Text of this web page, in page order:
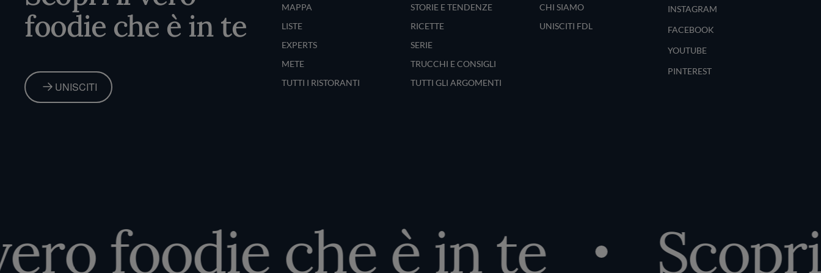
foodie che è in te
UNISCITI
MAPPA
LISTE
EXPERTS
METE
TUTTI I RISTORANTI
STORIE E TENDENZE
RICETTE
SERIE
TRUCCHI E CONSIGLI
TUTTI GLI ARGOMENTI
CHI SIAMO
UNISCITI FDL
INSTAGRAM
FACEBOOK
YOUTUBE
PINTEREST
foodie che è in te